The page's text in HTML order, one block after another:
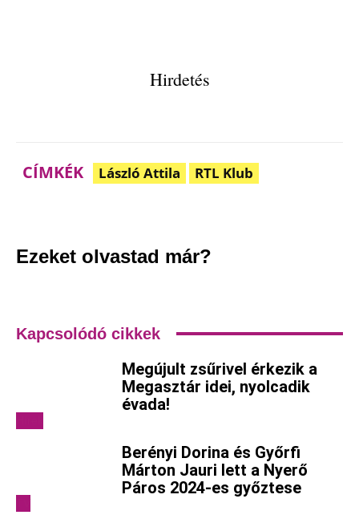
Hirdetés
CÍMKÉK László Attila RTL Klub
Ezeket olvastad már?
Kapcsolódó cikkek
Megújult zsűrivel érkezik a
Megasztár idei, nyolcadik
évada!
Berényi Dorina és Győrfi
Márton Jauri lett a Nyerő
Páros 2024-es győztese